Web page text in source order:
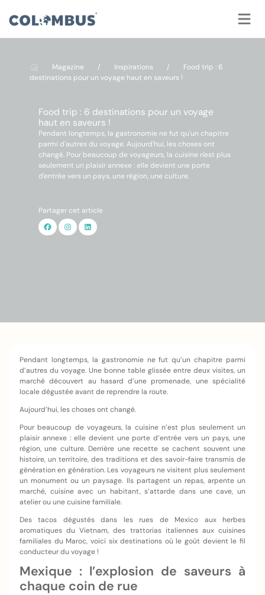
Magazine / Inspirations /
Food trip : 6
destinations pour un voyage haut en saveurs !
Food trip : 6 destinations pour un voyage
haut en saveurs !
Pendant longtemps, la gastronomie ne fut qu'un chapitre
parmi d'autres du voyage. Aujourd'hui, les choses ont
changé. Pour beaucoup de voyageurs, la cuisine n'est plus
seulement un plaisir annexe : elle devient une porte
d'entrée vers un pays, une région, une culture.
Partager cet article
Pendant longtemps, la gastronomie ne fut qu’un chapitre parmi
d’autres du voyage. Une bonne table glissée entre deux visites, un
marché découvert au hasard d’une promenade, une spécialité
locale dégustée avant de reprendre la route.
Aujourd’hui, les choses ont changé.
Pour beaucoup de voyageurs, la cuisine n’est plus seulement un
plaisir annexe : elle devient une porte d’entrée vers un pays, une
région, une culture. Derrière une recette se cachent souvent une
histoire, un territoire, des traditions et des savoir-faire transmis de
génération en génération. Les voyageurs ne visitent plus seulement
un monument ou un paysage. Ils partagent un repas, arpente un
marché, cuisine avec un habitant, s’attarde dans une cave, un
atelier ou une cuisine familiale.
Des tacos dégustés dans les rues de Mexico aux herbes
aromatiques du Vietnam, des trattorias italiennes aux cuisines
familiales du Maroc, voici six destinations où le goût devient le fil
conducteur du voyage !
Mexique : l’explosion de saveurs à
chaque coin de rue